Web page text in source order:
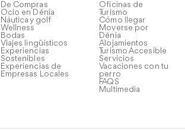
De Compras
Ocio en Dénia
Náutica y golf
Wellness
Bodas
Viajes lingüísticos
Experiencias
Sostenibles
Experiencias de
Empresas Locales
Oficinas de
Turismo
Cómo llegar
Moverse por
Dénia
Alojamientos
Turismo Accesible
Servicios
Vacaciones con tu
perro
FAQS
Multimedia